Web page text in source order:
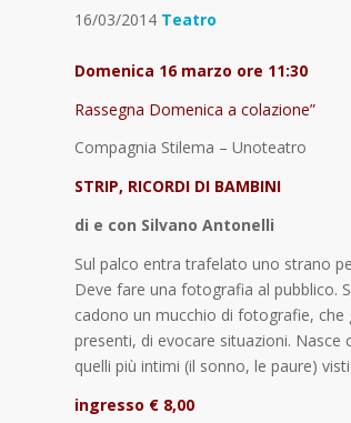
16/03/2014 Teatro
Domenica 16 marzo ore 11:30
Rassegna Domenica a colazione”
Compagnia Stilema – Unoteatro
STRIP, RICORDI DI BAMBINI
di e con Silvano Antonelli
Sul palco entra trafelato uno strano
Deve fare una fotografia al pubblico.
cadono un mucchio di fotografie,
presenti, di evocare situazioni.
quelli più intimi (il sonno, le paure)
ingresso € 8,00